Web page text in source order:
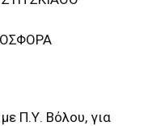
Π.Υ. Βόλου, για